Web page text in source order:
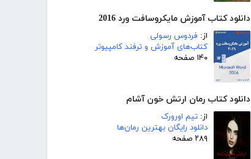
دانلود کتاب آموزش مایکروسافت ورد 2016
از: فردوس رسولی
کتاب‌های آموزش و ترفند کامپیوتر
۱۴۰ صفحه
دانلود کتاب رمان ارتش خون آشام
از: تیم اورورک
دانلود رایگان بهترین رمان‌ها
۲۸۹ صفحه